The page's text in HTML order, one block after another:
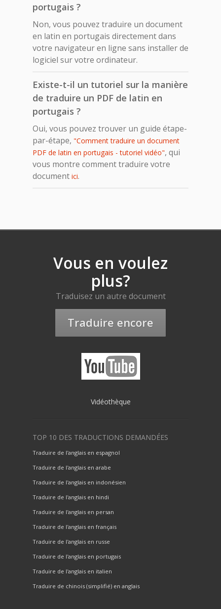
portugais ?
Non, vous pouvez traduire un document
en latin en portugais directement dans
votre navigateur en ligne sans installer de
logiciel sur votre ordinateur.
Existe-t-il un tutoriel sur la manière
de traduire un PDF de latin en
portugais ?
Oui, vous pouvez trouver un guide étape-
par-étape, "Comment traduire un document
PDF de latin en portugais - tutoriel vidéo", qui
vous montre comment traduire votre
document ici.
Vous en voulez
plus?
Traduisez un autre document
Traduire encore
Vidéothèque
TOP 10 DES TRADUCTIONS DEMANDÉES
Traduire de l'anglais en espagnol
Traduire de l'anglais en arabe
Traduire de l'anglais en indonésien
Traduire de l'anglais en hindi
Traduire de l'anglais en persan
Traduire de l'anglais en français
Traduire de l'anglais en russe
Traduire de l'anglais en portugais
Traduire de l'anglais en italien
Traduire de chinois (simplifié) en anglais